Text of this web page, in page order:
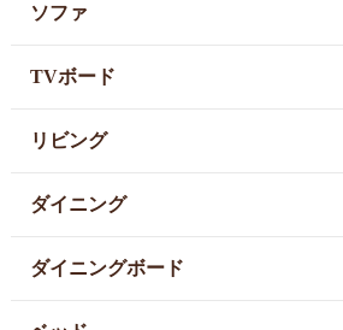
ソファ
TVボード
リビング
ダイニング
ダイニングボード